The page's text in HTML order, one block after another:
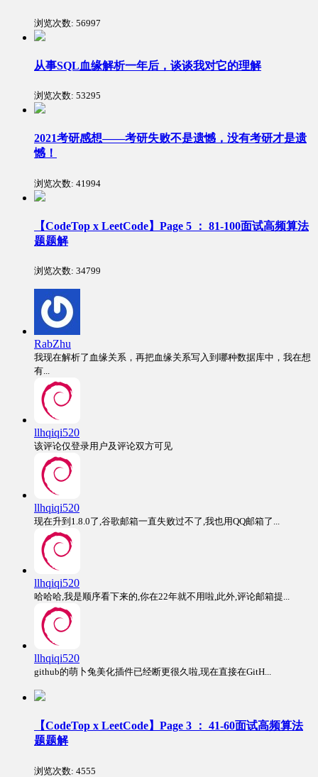
浏览次数: 56997
从事SQL血缘解析一年后，谈谈我对它的理解
浏览次数: 53295
2021考研感想——考研失败不是遗憾，没有考研才是遗
憾！
浏览次数: 41994
【CodeTop x LeetCode】Page 5 ： 81-100面试高频算法
题题解
浏览次数: 34799
RabZhu
我现在解析了血缘关系，再把血缘关系写入到哪种数据库中，我在想
有...
llhqiqi520
该评论仅登录用户及评论双方可见
llhqiqi520
现在升到1.8.0了,谷歌邮箱一直失败过不了,我也用QQ邮箱了...
llhqiqi520
哈哈哈,我是顺序看下来的,你在22年就不用啦,此外,评论邮箱提...
llhqiqi520
github的萌卜兔美化插件已经断更很久啦,现在直接在GitH...
【CodeTop x LeetCode】Page 3 ： 41-60面试高频算法
题题解
浏览次数: 4555